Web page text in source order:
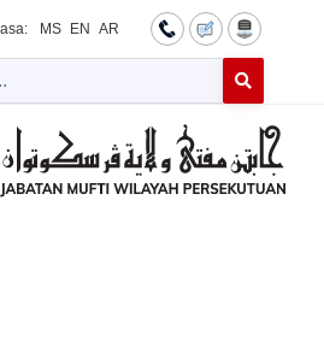
MS EN AR
Cari